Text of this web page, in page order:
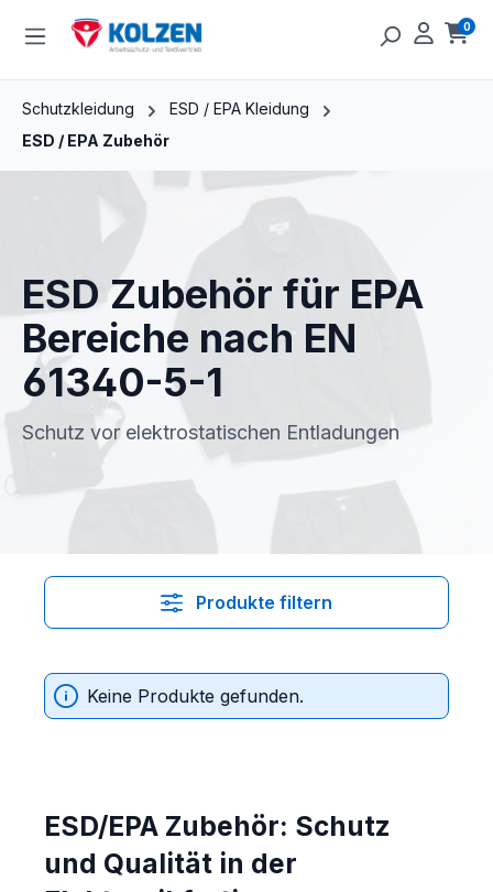
Zum Hauptinhalt springen 0
Schutzkleidung
ESD / EPA Kleidung
ESD / EPA Zubehör
ESD Zubehör für EPA
Bereiche nach EN
61340-5-1
Schutz vor elektrostatischen Entladungen
Produkte filtern
Keine Produkte gefunden.
ESD/EPA Zubehör: Schutz
und Qualität in der